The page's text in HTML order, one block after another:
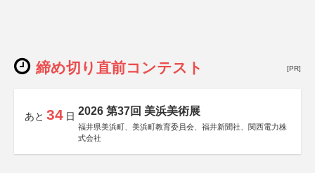
締め切り直前コンテスト [PR]
あと 34 日 2026 第37回 美浜美術展
福井県美浜町、美浜町教育委員会、福井新聞社、関西電力株
式会社